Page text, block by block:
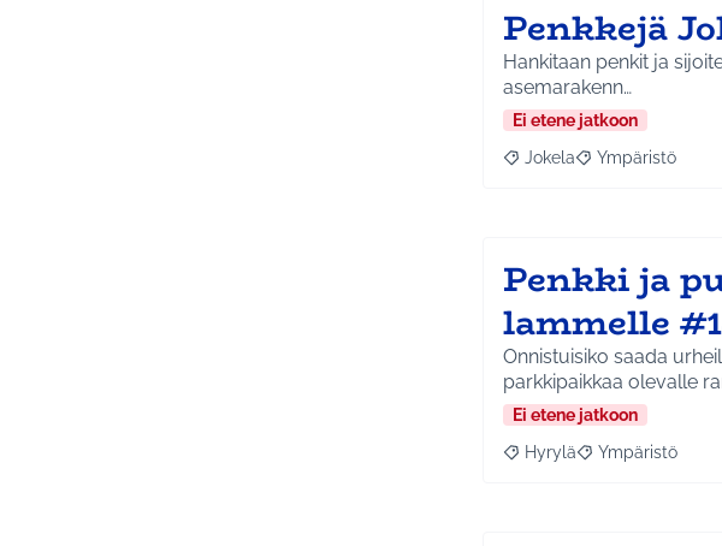
Penkkejä
Hankitaan penkit ja
asemarakenn…
Ei etene jatkoon
Rajaa tulokset aihepiirin
Jokela Rajaa tulokset
Ympäristö
Penkki ja
lammelle
Onnistuisiko saada
parkkipaikkaa olevalle
Ei etene jatkoon
Rajaa tulokset aihepiirin
Hyrylä Rajaa tulokset
Ympäristö